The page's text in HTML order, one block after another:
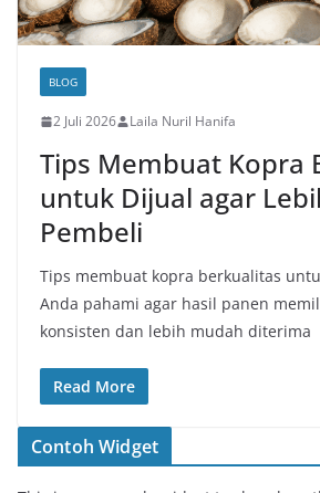
BLOG
2 Juli 2026 Laila Nuril Hanifa
Tips Membuat Kopra
untuk Dijual agar
Pembeli
Tips membuat kopra berkualitas
Anda pahami agar hasil panen
konsisten dan lebih mudah diterima
Read More
Contoh Widget